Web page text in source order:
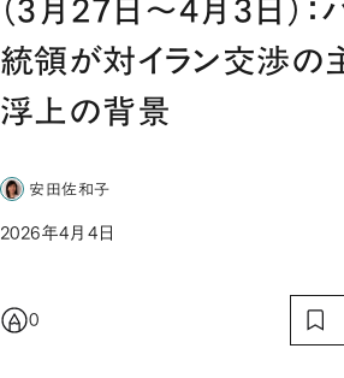
（3月27日～4月3日）：
統領が対イラン交渉の
浮上の背景
安田佐和子
2026年4月4日
0